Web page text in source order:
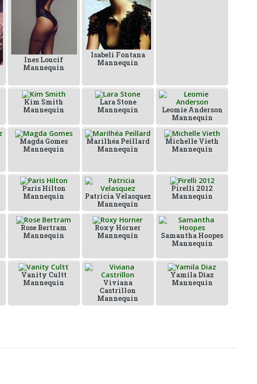
Ines Loucif
Mannequin
Isabeli Fontana
Mannequin
Kim Smith
Mannequin
Lara Stone
Mannequin
Leomie Anderson
Mannequin
Magda Gomes
Mannequin
Marilhéa Peillard
Mannequin
Michelle Vieth
Mannequin
Paris Hilton
Mannequin
Patricia Velasquez
Mannequin
Pirelli 2012
Mannequin
Rose Bertram
Mannequin
Roxy Horner
Mannequin
Samantha Hoopes
Mannequin
Vanity Cultt
Mannequin
Viviana
Castrillon
Mannequin
Yamila Diaz
Mannequin